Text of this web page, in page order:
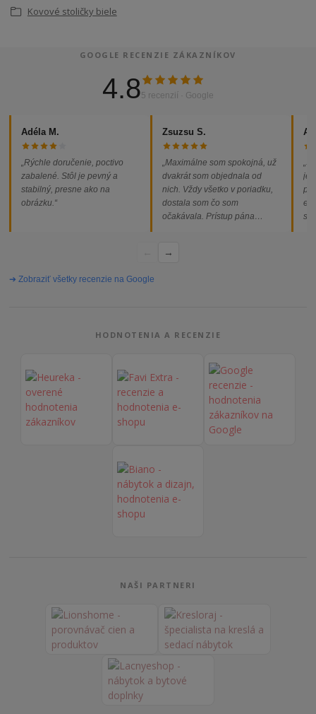
Kovové stoličky biele
GOOGLE RECENZIE ZÁKAZNÍKOV
4.85 recenzií · Google
Adéla M.
„Rýchle doručenie, poctivo
zabalené. Stôl je pevný a
stabilný, presne ako na
obrázku.“
Zsuzsu S.
„Maximálne som spokojná, už
dvakrát som objednala od
nich. Vždy všetko v poriadku,
dostala som čo som
očakávala. Prístup pána
problémov. Vrele odporúčam!“
→
➔ Zobraziť všetky recenzie na Google
HODNOTENIA A RECENZIE
NAŠI PARTNERI